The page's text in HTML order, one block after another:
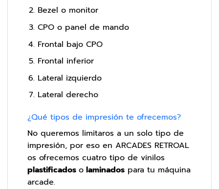
Bezel o monitor
CPO o panel de mando
Frontal bajo CPO
Frontal inferior
Lateral izquierdo
Lateral derecho
¿Qué tipos de impresión te ofrecemos?
No queremos limitaros a un solo tipo de
impresión, por eso en ARCADES RETROAL
os ofrecemos cuatro tipo de vinilos
plastificados o laminados para tu máquina
arcade.